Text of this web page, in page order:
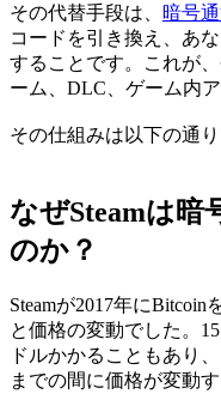
その代替手段は、 暗号
コードを引き換え、あ
することです。これが
ーム、DLC、ゲーム内
その仕組みは以下の通り
なぜSteamは暗
のか？
Steamが2017年に
と価格の変動でした。
ドルかかることもあり
までの間に価格が変動